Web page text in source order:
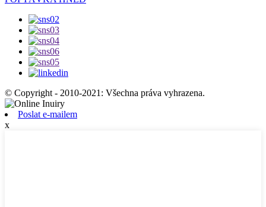
© Copyright - 2010-2021: Všechna práva vyhrazena.
Poslat e-mailem
x